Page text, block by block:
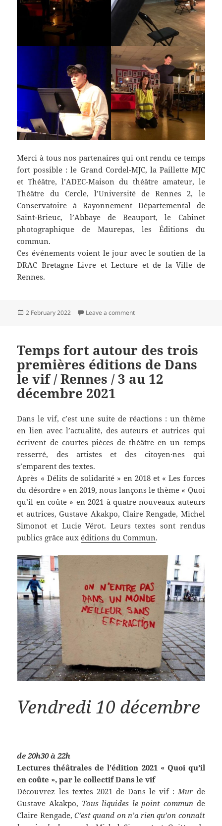
Merci à tous nos partenaires qui ont rendu ce temps
fort possible : le Grand Cordel-MJC, la Paillette MJC
et Théâtre, l’ADEC-Maison du théâtre amateur, le
Théâtre du Cercle, l’Université de Rennes 2, le
Conservatoire à Rayonnement Départemental de
Saint-Brieuc, l’Abbaye de Beauport, le Cabinet
photographique de Maurepas, les Éditions du
commun.
Ces événements voient le jour avec le soutien de la
DRAC Bretagne Livre et Lecture et de la Ville de
Rennes.
Posted
2 February 2022 Leave a commenton Quelques images du temps
Temps fort autour des trois
premières éditions de Dans
le vif / Rennes / 3 au 12
décembre 2021
Dans le vif, c’est une suite de réactions : un thème
en lien avec l’actualité, des auteurs et autrices qui
écrivent de courtes pièces de théâtre en un temps
resserré, des artistes et des citoyen·nes qui
s’emparent des textes.
Après « Délits de solidarité » en 2018 et « Les forces
du désordre » en 2019, nous lançons le thème « Quoi
qu’il en coûte » en 2021 à quatre nouveaux auteurs
et autrices, Gustave Akakpo, Claire Rengade, Michel
Simonot et Lucie Vérot. Leurs textes sont rendus
publics grâce auxéditions du Commun.
Vendredi 10 décembre
de 20h30 à 22h
Lectures théâtrales de l’édition 2021 « Quoi qu’il
en coûte », par le collectif Dans le vif
Découvrez les textes 2021 de Dans le vif :Mur de
Gustave Akakpo, Tous liquides le point communde
Claire Rengade, C’est quand on n’a rien qu’on connaît